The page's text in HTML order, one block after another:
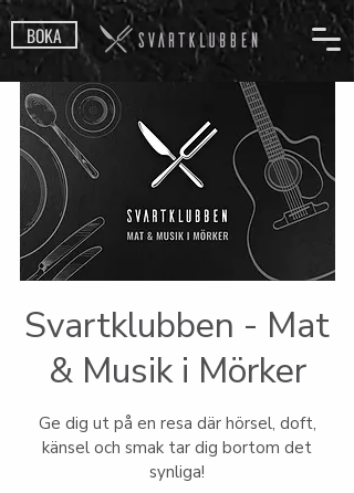
BOKA
Svartklubben - Mat
& Musik i Mörker
Ge dig ut på en resa där hörsel, doft,
känsel och smak tar dig bortom det
synliga!